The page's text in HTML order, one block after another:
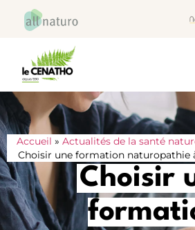
Accueil » Actualités de la santé
Choisir une formation naturopathie
Choisir